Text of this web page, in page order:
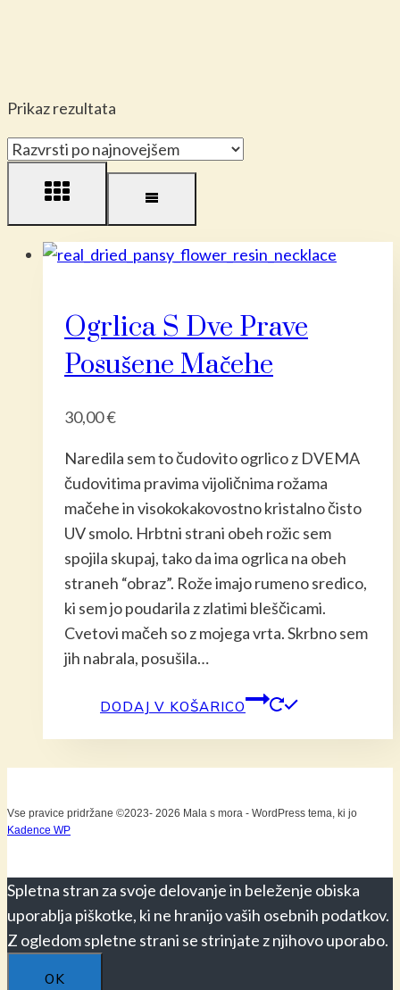
Prikaz rezultata
Ogrlica S Dve Prave
Posušene Mačehe
30,00€
Naredila sem to čudovito ogrlico z DVEMA
čudovitima pravima vijoličnima rožama
mačehe in visokokakovostno kristalno čisto
UV smolo. Hrbtni strani obeh rožic sem
spojila skupaj, tako da ima ogrlica na obeh
straneh “obraz”. Rože imajo rumeno sredico,
ki sem jo poudarila z zlatimi bleščicami.
Cvetovi mačeh so z mojega vrta. Skrbno sem
jih nabrala, posušila…
DODAJ V KOŠARICO
Vse pravice pridržane ©2023- 2026 Mala s mora - WordPress tema, ki jo
Kadence WP
Spletna stran za svoje delovanje in beleženje obiska
uporablja piškotke, ki ne hranijo vaših osebnih podatkov.
Z ogledom spletne strani se strinjate z njihovo uporabo.
OK